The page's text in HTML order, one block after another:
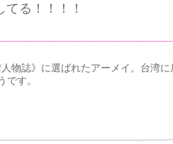
る！！！！
物誌》に選ばれたアーメイ。台湾に
す。